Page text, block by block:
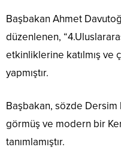
Başbakan Ahmet
düzenlenen,
etkinliklerine katılmış ve
yapmıştır.
Başbakan, sözde Dersim
görmüş ve modern bir
tanımlamıştır.